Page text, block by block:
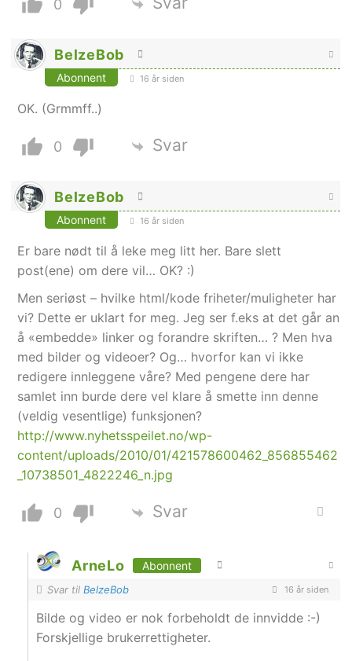
0
BelzeBob
Abonnent 16 år siden
OK. (Grmmff..)
0 Svar
BelzeBob
Abonnent 16 år siden
Er bare nødt til å leke meg litt her. Bare slett
post(ene) om dere vil… OK? :)
Men seriøst – hvilke html/kode friheter/muligheter har
vi? Dette er uklart for meg. Jeg ser f.eks at det går an
å «embedde» linker og forandre skriften… ? Men hva
med bilder og videoer? Og… hvorfor kan vi ikke
redigere innleggene våre? Med pengene dere har
samlet inn burde dere vel klare å smette inn denne
(veldig vesentlige) funksjonen?
http://www.nyhetsspeilet.no/wp-
content/uploads/2010/01/421578600462_856855462
_10738501_4822246_n.jpg
0 Svar
ArneLo Abonnent
Svar tilBelzeBob 16 år siden
Bilde og video er nok forbeholdt de innvidde :-)
Forskjellige brukerrettigheter.